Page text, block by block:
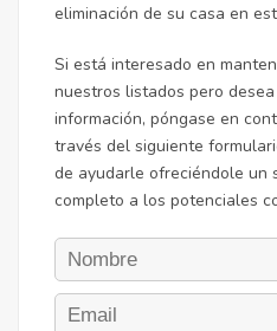
eliminación de su casa en
Si está interesado en
nuestros listados pero
información, póngase en
través del siguiente
de ayudarle ofreciéndole un
completo a los potenciales